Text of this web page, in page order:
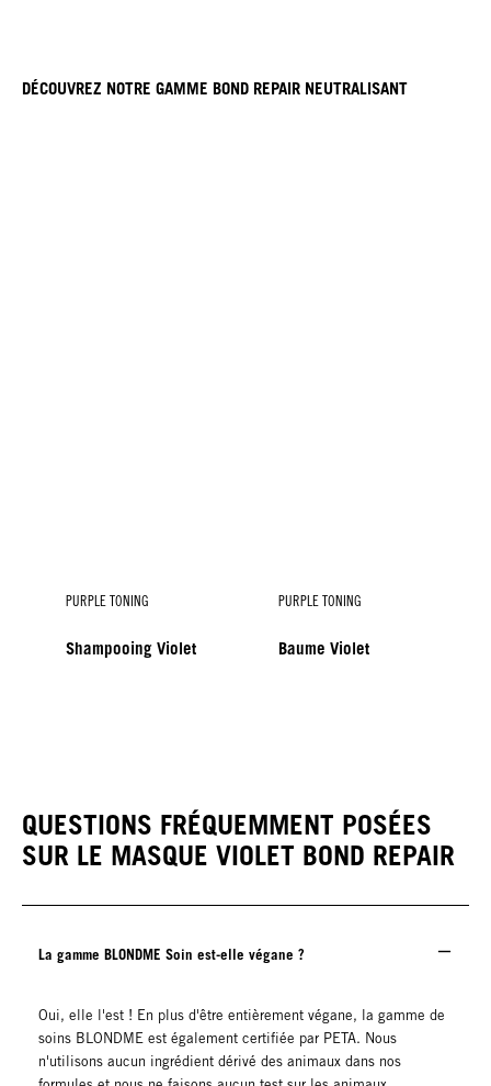
DÉCOUVREZ NOTRE GAMME BOND REPAIR NEUTRALISANT
PURPLE TONING
Shampooing Violet
PURPLE TONING
Baume Violet
QUESTIONS FRÉQUEMMENT POSÉES
SUR LE MASQUE VIOLET BOND REPAIR
La gamme BLONDME Soin est-elle végane ?
Oui, elle l'est ! En plus d'être entièrement végane, la gamme de
soins BLONDME est également certifiée par PETA. Nous
n'utilisons aucun ingrédient dérivé des animaux dans nos